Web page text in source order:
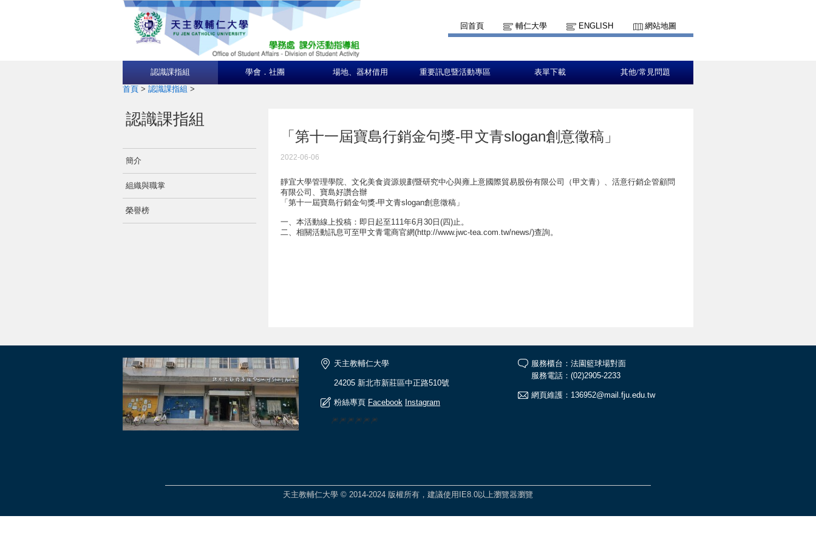
回首頁 輔仁大學 ENGLISH 網站地圖
認識課指組 學會．社團 場地、器材借用 重要訊息暨活動專區 表單下載 其他/常見問題
首頁 > 認識課指組 >
認識課指組
簡介
組織與職掌
榮譽榜
「第十一屆寶島行銷金句獎-甲文青slogan創意徵稿」
2022-06-06
靜宜大學管理學院、文化美食資源規劃暨研究中心與雍上意國際貿易股份有限公司（甲文青）、活意行銷企管顧問
有限公司、寶島好讚合辦
「第十一屆寶島行銷金句獎-甲文青slogan創意徵稿」
一、本活動線上投稿：即日起至111年6月30日(四)止。
二、相關活動訊息可至甲文青電商官網(http://www.jwc-tea.com.tw/news/)查詢。
天主教輔仁大學
24205 新北市新莊區中正路510號
粉絲專頁 Facebook Instagram
🎆🎆🎆🎆🎆🎆
服務櫃台：法園籃球場對面
服務電話：(02)2905-2233
網頁維護：136952@mail.fju.edu.tw
天主教輔仁大學 © 2014-2024 版權所有，建議使用IE8.0以上瀏覽器瀏覽